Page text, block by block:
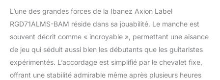
L’une des grandes forces de la Ibanez Axion Label
RGD71ALMS-BAM réside dans sa jouabilité. Le manche est
souvent décrit comme « incroyable », permettant une aisance
de jeu qui séduit aussi bien les débutants que les guitaristes
expérimentés. L’accordage est simplifié par le chevalet fixe,
offrant une stabilité admirable même après plusieurs heures